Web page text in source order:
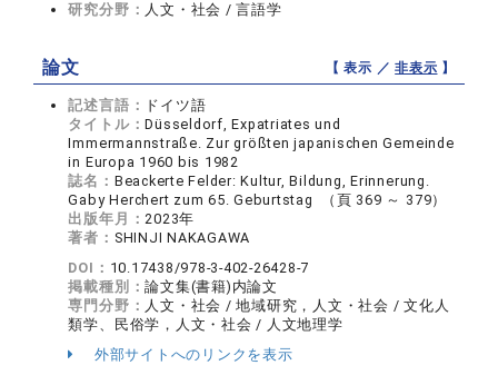
研究分野： 人文・社会 / 言語学
論文 【 表示 ／非表示 】
記述言語： ドイツ語
タイトル：Düsseldorf, Expatriates und
Immermannstraße. Zur größten japanischen Gemeinde
in Europa 1960 bis 1982
誌名： Beackerte Felder: Kultur, Bildung, Erinnerung.
Gaby Herchert zum 65. Geburtstag （頁 369 ～ 379）
出版年月：2023年
著者： SHINJI NAKAGAWA
DOI： 10.17438/978-3-402-26428-7
掲載種別：論文集(書籍)内論文
専門分野： 人文・社会 / 地域研究，人文・社会 / 文化人
類学、民俗学，人文・社会 / 人文地理学
外部サイトへのリンクを表示